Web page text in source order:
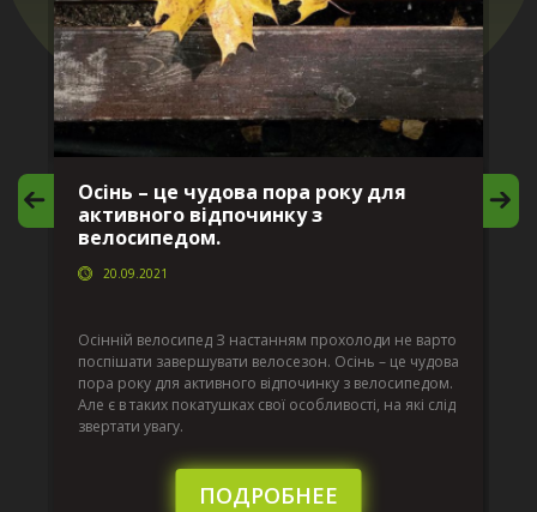
Осінь – це чудова пора року для
активного відпочинку з
велосипедом.
20.09.2021
Осінній велосипед З настанням прохолоди не варто
поспішати завершувати велосезон. Осінь – це чудова
пора року для активного відпочинку з велосипедом.
Але є в таких покатушках свої особливості, на які слід
звертати увагу.
ПОДРОБНЕЕ